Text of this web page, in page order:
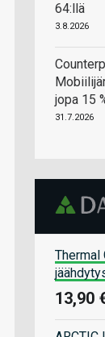
64:llä
3.8.2026
jopa 15
31.7.2026
Thermal
13,90